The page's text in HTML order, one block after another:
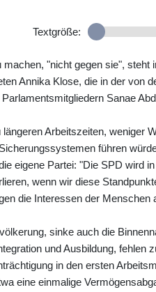
Textgröße:
"nicht gegen sie", steht
Annika Klose, die in der von
Sanae
Arbeitszeiten, weniger
führen
eigene Partei: "Die SPD wird
wenn wir diese
die Interessen der Menschen
sinke auch die
und Ausbildung, fehlen
in den ersten
eine einmalige